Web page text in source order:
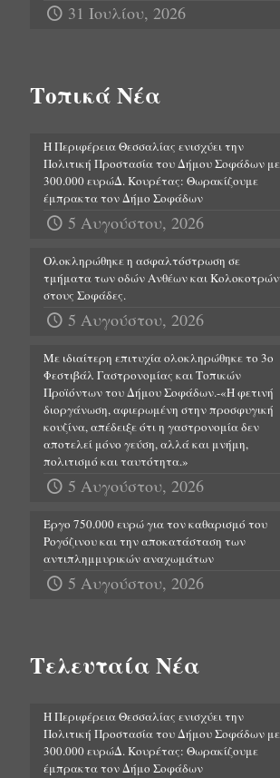
31 Ιουλίου, 2026
Τοπικά Νέα
Η Περιφέρεια Θεσσαλίας ενισχύει την
Πολιτική Προστασία του Δήμου Σοφάδων με
300.000 ευρώΔ. Κουρέτας: Θωρακίζουμε
έμπρακτα τον Δήμο Σοφάδων
5 Αυγούστου, 2026
Ολοκληρώθηκε η ασφαλτόστρωση σε
τμήματα των οδών Ανθέων και
στους Σοφάδες.
5 Αυγούστου, 2026
Με ιδιαίτερη επιτυχία ολοκληρώθηκε το 3ο
Φεστιβάλ Γαστρονομίας και Τοπικών
Προϊόντων του Δήμου Σοφάδων.-«Η φετινή
διοργάνωση, αφιερωμένη στην προσφυγική
κουζίνα, απέδειξε ότι η γαστρονομία δεν
αποτελεί μόνο γεύση, αλλά και μνήμη,
πολιτισμό και ταυτότητα.»
5 Αυγούστου, 2026
Έργο 750.000 ευρώ για τον καθαρισμό του
Ρογόζινου και την αποκατάσταση των
αντιπλημμυρικών αναχωμάτων
5 Αυγούστου, 2026
Τελευταία Νέα
Η Περιφέρεια Θεσσαλίας ενισχύει την
Πολιτική Προστασία του Δήμου Σοφάδων με
300.000 ευρώΔ. Κουρέτας: Θωρακίζουμε
έμπρακτα τον Δήμο Σοφάδων